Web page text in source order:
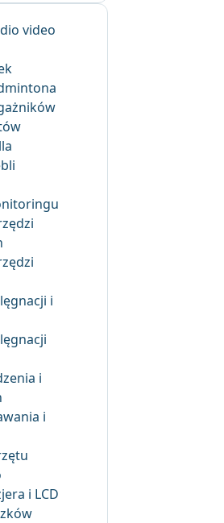
video
i
i
i
i LCD